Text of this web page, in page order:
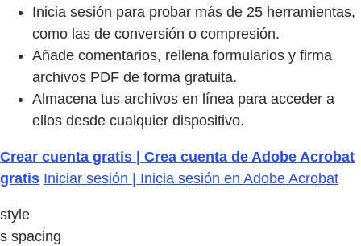
Inicia sesión para probar más de 25 herramientas,
como las de conversión o compresión.
Añade comentarios, rellena formularios y firma
archivos PDF de forma gratuita.
Almacena tus archivos en línea para acceder a
ellos desde cualquier dispositivo.
Crear cuenta gratis | Crea cuenta de Adobe Acrobat
gratis Iniciar sesión | Inicia sesión en Adobe Acrobat
style
s spacing